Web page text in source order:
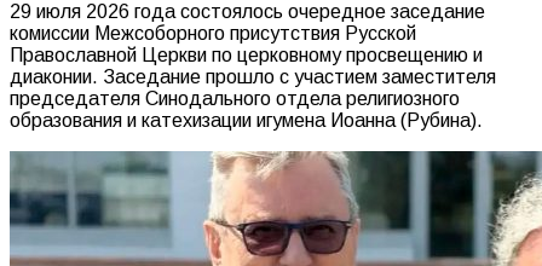
29 июля 2026 года состоялось очередное заседание
комиссии Межсоборного присутствия Русской
Православной Церкви по церковному просвещению и
диаконии. Заседание прошло с участием заместителя
председателя Синодального отдела религиозного
образования и катехизации игумена Иоанна (Рубина).